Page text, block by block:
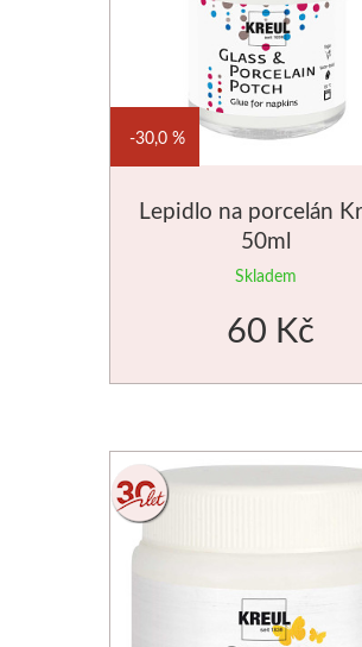
Lepidlo na porcelán
50ml
Skladem
30,0 %
60 Kč